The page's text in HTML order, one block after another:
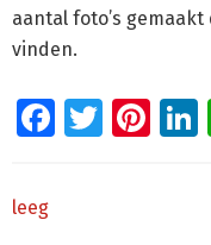
aantal foto’s
vinden.
leeg